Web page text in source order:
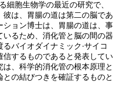
細胞生物学の最近の研究で、
は、胃腸の道は第二の脳であ
ション博士は、胃腸の道は、事
るため、消化管と脳の間の器
バイオダイナミック·サイコ
信するものであると発表してい
、科学的消化管の根本原理と
の結びつきを確証するものと